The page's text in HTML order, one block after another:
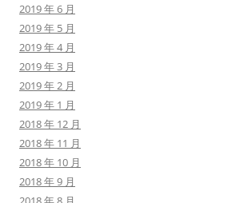
2019 年 6 月
2019 年 5 月
2019 年 4 月
2019 年 3 月
2019 年 2 月
2019 年 1 月
2018 年 12 月
2018 年 11 月
2018 年 10 月
2018 年 9 月